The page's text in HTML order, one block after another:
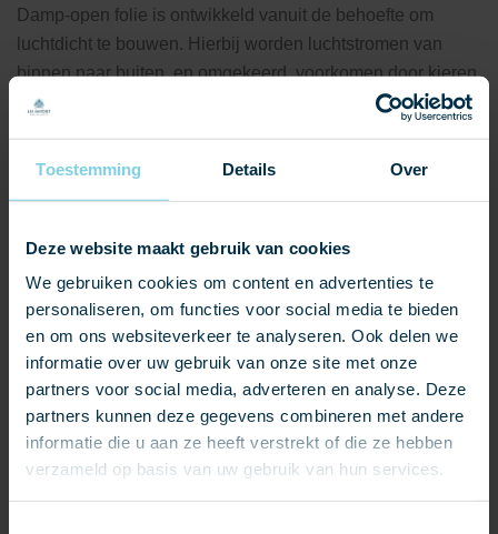
Toestemming Details Over
Deze website maakt gebruik van cookies
We gebruiken cookies om content en advertenties te
personaliseren, om functies voor social media te bieden
en om ons websiteverkeer te analyseren. Ook delen we
informatie over uw gebruik van onze site met onze
partners voor social media, adverteren en analyse. Deze
partners kunnen deze gegevens combineren met andere
informatie die u aan ze heeft verstrekt of die ze hebben
verzameld op basis van uw gebruik van hun services.
Damp-open folie is ontwikkeld vanuit de behoefte om
luchtdicht te bouwen. Hierbij worden luchtstromen van
binnen naar buiten, en omgekeerd, voorkomen door kieren
en naden optimaal af te dichten. Het grootste voordeel van
energiebesparing oplevert.
Damp-open folie heeft twee functies: een waterkerende en
eigenschappen van de damp-open folie beschermen de
constructie tegen weersinvloeden van buitenaf. De
dampdoorlatende functie zorgt ervoor dat vocht, dat de
constructie is binnengedrongen, kan verdampen. Vocht in
de constructie veroorzaakt schimmel en houtrot en tast de
kwaliteit en de levensduur van een pand ernstig aan.
MORGOTOP STANDAARD FR
De MorgoTop Standaard Fr is een UV gestabiliseerde folie